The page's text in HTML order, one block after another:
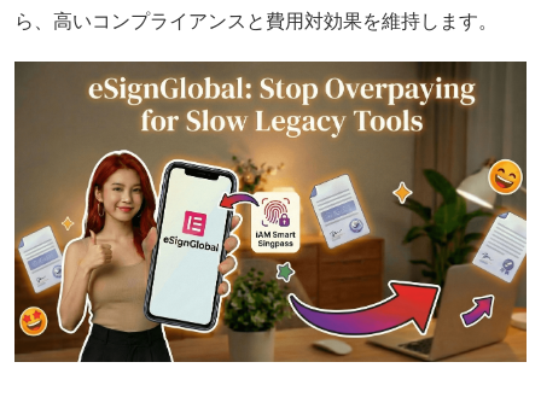
ら、高いコンプライアンスと費用対効果を維持します。